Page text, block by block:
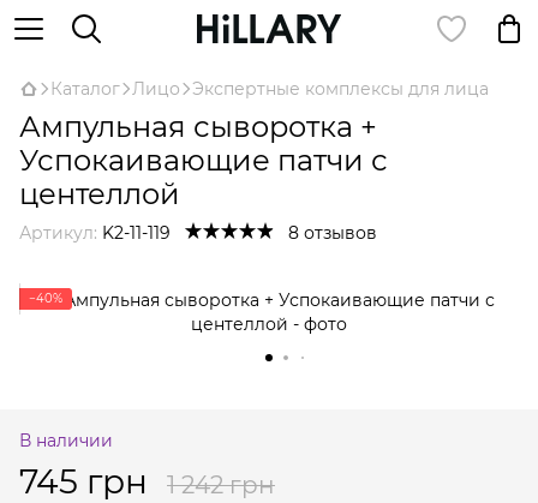
Каталог Лицо Экспертные комплексы для лица
Ампульная сыворотка +
Успокаивающие патчи с
центеллой
Артикул: K2-11-119 8 отзывов
−40%
В наличии
745 грн 1 242 грн